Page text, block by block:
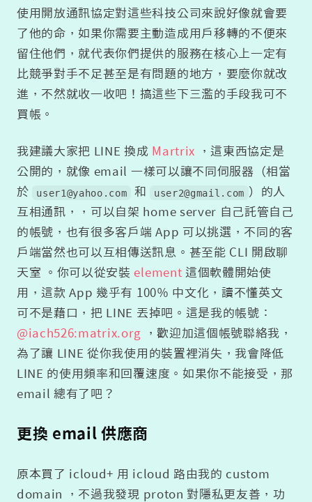
使用開放通訊協定對這些科技公司來說好像就會要
了他的命，如果你需要主動造成用戶移轉的不便來
留住他們，就代表你們提供的服務在核心上一定有
比競爭對手不足甚至是有問題的地方，要麼你就改
進，不然就收一收吧！搞這些下三濫的手段我可不
買帳。
我建議大家把 LINE 換成 Martrix
，這東西協定是
公開的，就像 email 一樣可以讓不同伺服器（相當
於
user1@yahoo.com 和 user2@gmail.com ）的人
互相通訊，，可以自架 home server 自己託管自己
的帳號，也有很多客戶端 App 可以挑選，不同的客
戶端當然也可以互相傳送訊息。甚至能 CLI 開啟聊
天室 。你可以從安裝 element 這個軟體開始使
用，這款 App 幾乎有 100％ 中文化，讀不懂英文
可不是藉口，把 LINE 丟掉吧。這是我的帳號：
@iach526:matrix.org ，歡迎加這個帳號聯絡我，
為了讓 LINE 從你我使用的裝置裡消失，我會降低
LINE 的使用頻率和回覆速度。如果你不能接受，那
email 總有了吧？
更換 email 供應商
原本買了 icloud+ 用 icloud 路由我的 custom
domain ，不過我發現 proton 對隱私更友善，功